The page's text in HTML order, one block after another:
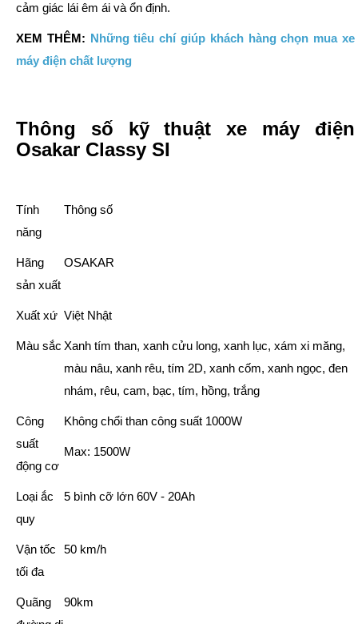
cảm giác lái êm ái và ổn định.
XEM THÊM: Những tiêu chí giúp khách hàng chọn mua xe
máy điện chất lượng
Thông số kỹ thuật xe máy điện
Osakar Classy SI
Tính
năng
Thông số
Hãng
sản xuất
OSAKAR
Xuất xứ Việt Nhật
Màu sắc Xanh tím than, xanh cửu long, xanh lục, xám xi măng,
màu nâu, xanh rêu, tím 2D, xanh cốm, xanh ngọc, đen
nhám, rêu, cam, bạc, tím, hồng, trắng
Công
suất
động cơ
Không chổi than công suất 1000W
Max: 1500W
Loại ắc
quy
5 bình cỡ lớn 60V - 20Ah
Vận tốc
tối đa
50 km/h
Quãng
90km